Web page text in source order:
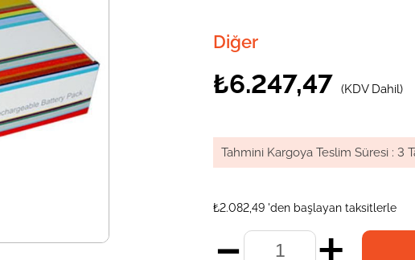
Diğer
₺6.247,47 (KDV Dahil)
Tahmini Kargoya Teslim Süresi : 3
₺2.082,49 'den başlayan taksitlerle